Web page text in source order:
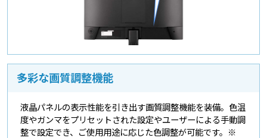
多彩な画質調整機能
液晶パネルの表示性能を引き出す画質調整機能を装備。色温
度やガンマをプリセットされた設定やユーザーによる手動調
整で設定でき、ご使用用途に応じた色調整が可能です。※